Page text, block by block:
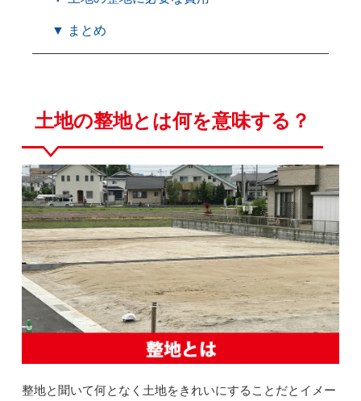
▼ まとめ
土地の整地とは何を意味する？
整地と聞いて何となく土地をきれいにすることだとイメー